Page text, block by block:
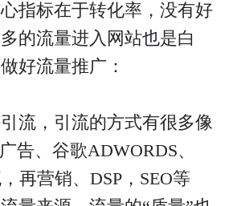
指标在于转化率，没有好
的流量进入网站也是白
好流量推广：
流，引流的方式有很多像
告、谷歌ADWORDS、
再营销、DSP，SEO等